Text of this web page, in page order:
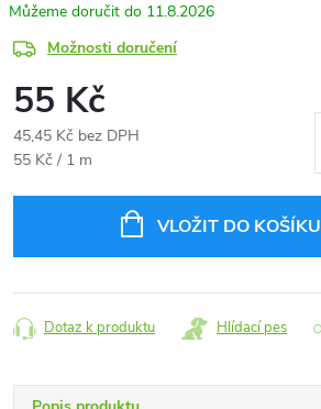
11.8.2026
Možnosti doručení
55 Kč
45,45 Kč bez DPH
Měrná
55 Kč / 1 m
VLOŽIT DO KOŠÍKU
Dotaz k produktu Hlídací pes